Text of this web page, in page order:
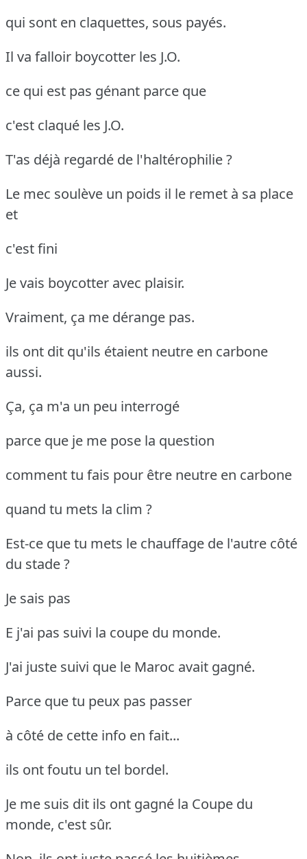
qui sont en claquettes, sous payés.
Il va falloir boycotter les J.O.
ce qui est pas génant parce que
c'est claqué les J.O.
T'as déjà regardé de l'haltérophilie ?
Le mec soulève un poids il le remet à sa place
et
c'est fini
Je vais boycotter avec plaisir.
Vraiment, ça me dérange pas.
ils ont dit qu'ils étaient neutre en carbone
aussi.
Ça, ça m'a un peu interrogé
parce que je me pose la question
comment tu fais pour être neutre en carbone
quand tu mets la clim ?
Est-ce que tu mets le chauffage de l'autre côté
du stade ?
Je sais pas
E j'ai pas suivi la coupe du monde.
J'ai juste suivi que le Maroc avait gagné.
Parce que tu peux pas passer
à côté de cette info en fait...
ils ont foutu un tel bordel.
Je me suis dit ils ont gagné la Coupe du
monde, c'est sûr.